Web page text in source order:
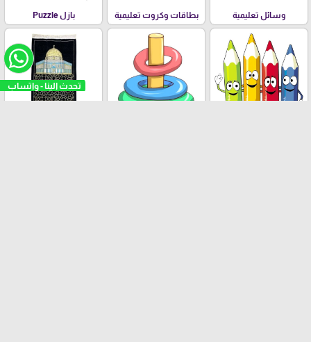
تحدث الينا - واتساب
وسائل تعليمية بطاقات وكروت تعليمية بازل Puzzle